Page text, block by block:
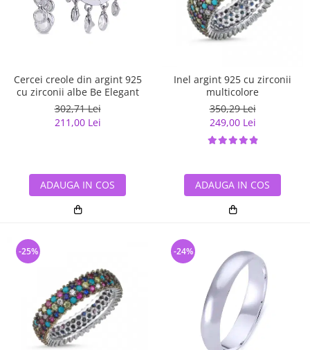
Cercei creole din argint 925
cu zirconii albe Be Elegant
302,71 Lei
211,00 Lei
ADAUGA IN COS
Inel argint 925 cu zirconii
multicolore
350,29 Lei
249,00 Lei
ADAUGA IN COS
-25% -24%